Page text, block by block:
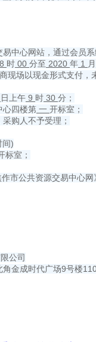
中心网站，通过会员系
8 时 00 分至 2020 年 1 月
现场以现金形式支付，
日上午 9 时 30 分；
心四楼第 一 开标室；
购人不予受理；
间)
标室；
市公共资源交易中心网
公司
金成时代广场9号楼